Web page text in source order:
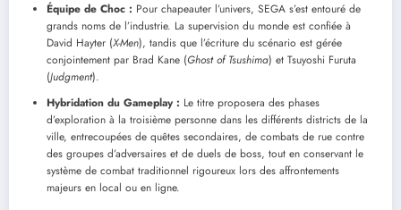
Équipe de Choc : Pour chapeauter l’univers, SEGA s’est entouré de
grands noms de l’industrie. La supervision du monde est confiée à
David Hayter (X-Men), tandis que l’écriture du scénario est gérée
conjointement par Brad Kane (Ghost of Tsushima) et Tsuyoshi Furuta
(Judgment).
Hybridation du Gameplay : Le titre proposera des phases
d’exploration à la troisième personne dans les différents districts de la
ville, entrecoupées de quêtes secondaires, de combats de rue contre
des groupes d’adversaires et de duels de boss, tout en conservant le
système de combat traditionnel rigoureux lors des affrontements
majeurs en local ou en ligne.